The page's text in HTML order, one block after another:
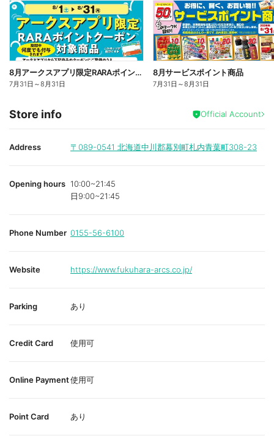
8月アークスアプリ限定RARAポイントクーポン対象商品
7月31日 ～8月31日
8月サービスポイント商品
7月31日 ～8月31日
Store info Official Account
Address 〒089-0541 北海道中川郡幕別町札内青葉町308-23
Opening hours 10:00~21:45
日9:00~21:45
Phone Number 0155-56-6100
Website https://www.fukuhara-arcs.co.jp/
Parking あり
Credit Card 使用可
Online Payment使用可
Point Card あり